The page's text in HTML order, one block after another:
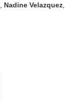
Nadine Velazquez